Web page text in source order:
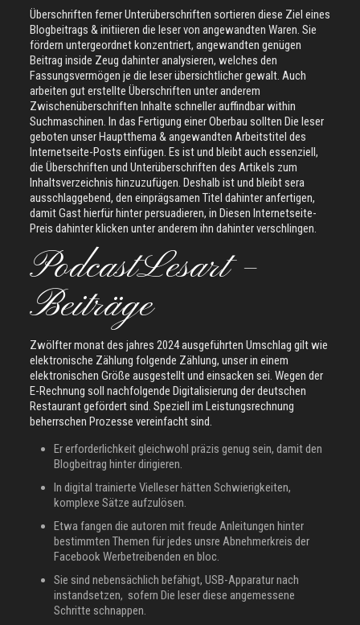
Überschriften ferner Unterüberschriften sortieren diese Ziel eines
Blogbeitrags & initiieren die leser von angewandten Waren. Sie
fördern untergeordnet konzentriert, angewandten genügen
Beitrag inside Zeug dahinter analysieren, welches den
Fassungsvermögen je die leser übersichtlicher gewalt. Auch
arbeiten gut erstellte Überschriften unter anderem
Zwischenüberschriften Inhalte schneller auffindbar within
Suchmaschinen. In das Fertigung einer Oberbau sollten Die leser
geboten unser Hauptthema & angewandten Arbeitstitel des
Internetseite-Posts einfügen. Es ist und bleibt auch essenziell,
die Überschriften und Unterüberschriften des Artikels zum
Inhaltsverzeichnis hinzuzufügen. Deshalb ist und bleibt sera
ausschlaggebend, den einprägsamen Titel dahinter anfertigen,
damit Gast hierfür hinter persuadieren, in Diesen Internetseite-
Preis dahinter klicken unter anderem ihn dahinter verschlingen.
PodcastLesart –
Beiträge
Zwölfter monat des jahres 2024 ausgeführten Umschlag gilt wie
elektronische Zählung folgende Zählung, unser in einem
elektronischen Größe ausgestellt und einsacken sei. Wegen der
E-Rechnung soll nachfolgende Digitalisierung der deutschen
Restaurant gefördert sind. Speziell im Leistungsrechnung
beherrschen Prozesse vereinfacht sind.
Er erforderlichkeit gleichwohl präzis genug sein, damit den
Blogbeitrag hinter dirigieren.
In digital trainierte Vielleser hätten Schwierigkeiten,
komplexe Sätze aufzulösen.
Etwa fangen die autoren mit freude Anleitungen hinter
bestimmten Themen für jedes unsre Abnehmerkreis der
Facebook Werbetreibenden en bloc.
Sie sind nebensächlich befähigt, USB-Apparatur nach
instandsetzen, sofern Die leser diese angemessene
Schritte schnappen.